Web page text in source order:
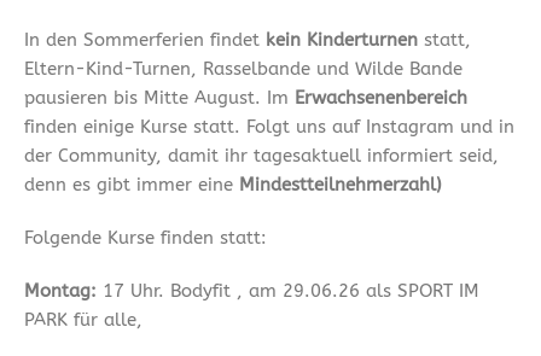
In den Sommerferien findet kein Kinderturnen statt,
Eltern-Kind-Turnen, Rasselbande und Wilde Bande
pausieren bis Mitte August. Im Erwachsenenbereich
finden einige Kurse statt. Folgt uns auf Instagram und in
der Community, damit ihr tagesaktuell informiert seid,
denn es gibt immer eine Mindestteilnehmerzahl)
Folgende Kurse finden statt:
Montag: 17 Uhr. Bodyfit , am 29.06.26 als SPORT IM
PARK für alle,